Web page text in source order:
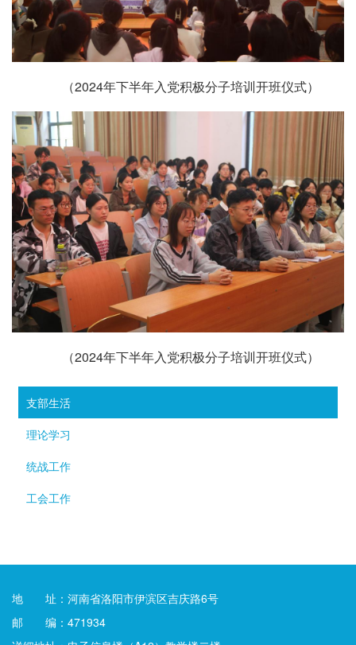
（2024年下半年入党积极分子培训开班仪式）
（2024年下半年入党积极分子培训开班仪式）
支部生活
理论学习
统战工作
工会工作
地 址：河南省洛阳市伊滨区吉庆路6号
邮 编：471934